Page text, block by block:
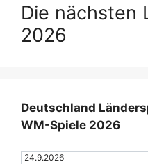
Die nächsten
2026
Deutschland
WM-Spiele 2026
24.9.2026